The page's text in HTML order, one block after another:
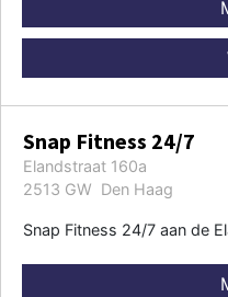
Snap Fitness 24/7
Elandstraat 160a
2513 GW Den Haag
Snap Fitness 24/7 aan de